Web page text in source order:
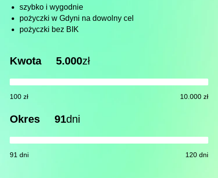
szybko i wygodnie
pożyczki w Gdyni na dowolny cel
pożyczki bez BIK
Kwota 5.000zł
100 zł 10.000 zł
Okres 91dni
91 dni 120 dni